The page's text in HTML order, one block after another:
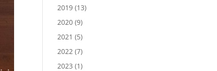
2019 (13)
2020 (9)
2021 (5)
2022 (7)
2023 (1)